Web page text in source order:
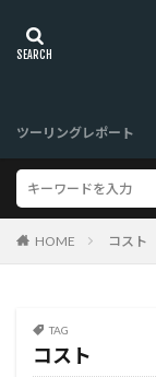
ツーリングレポート
HOME コスト
TAG
コスト